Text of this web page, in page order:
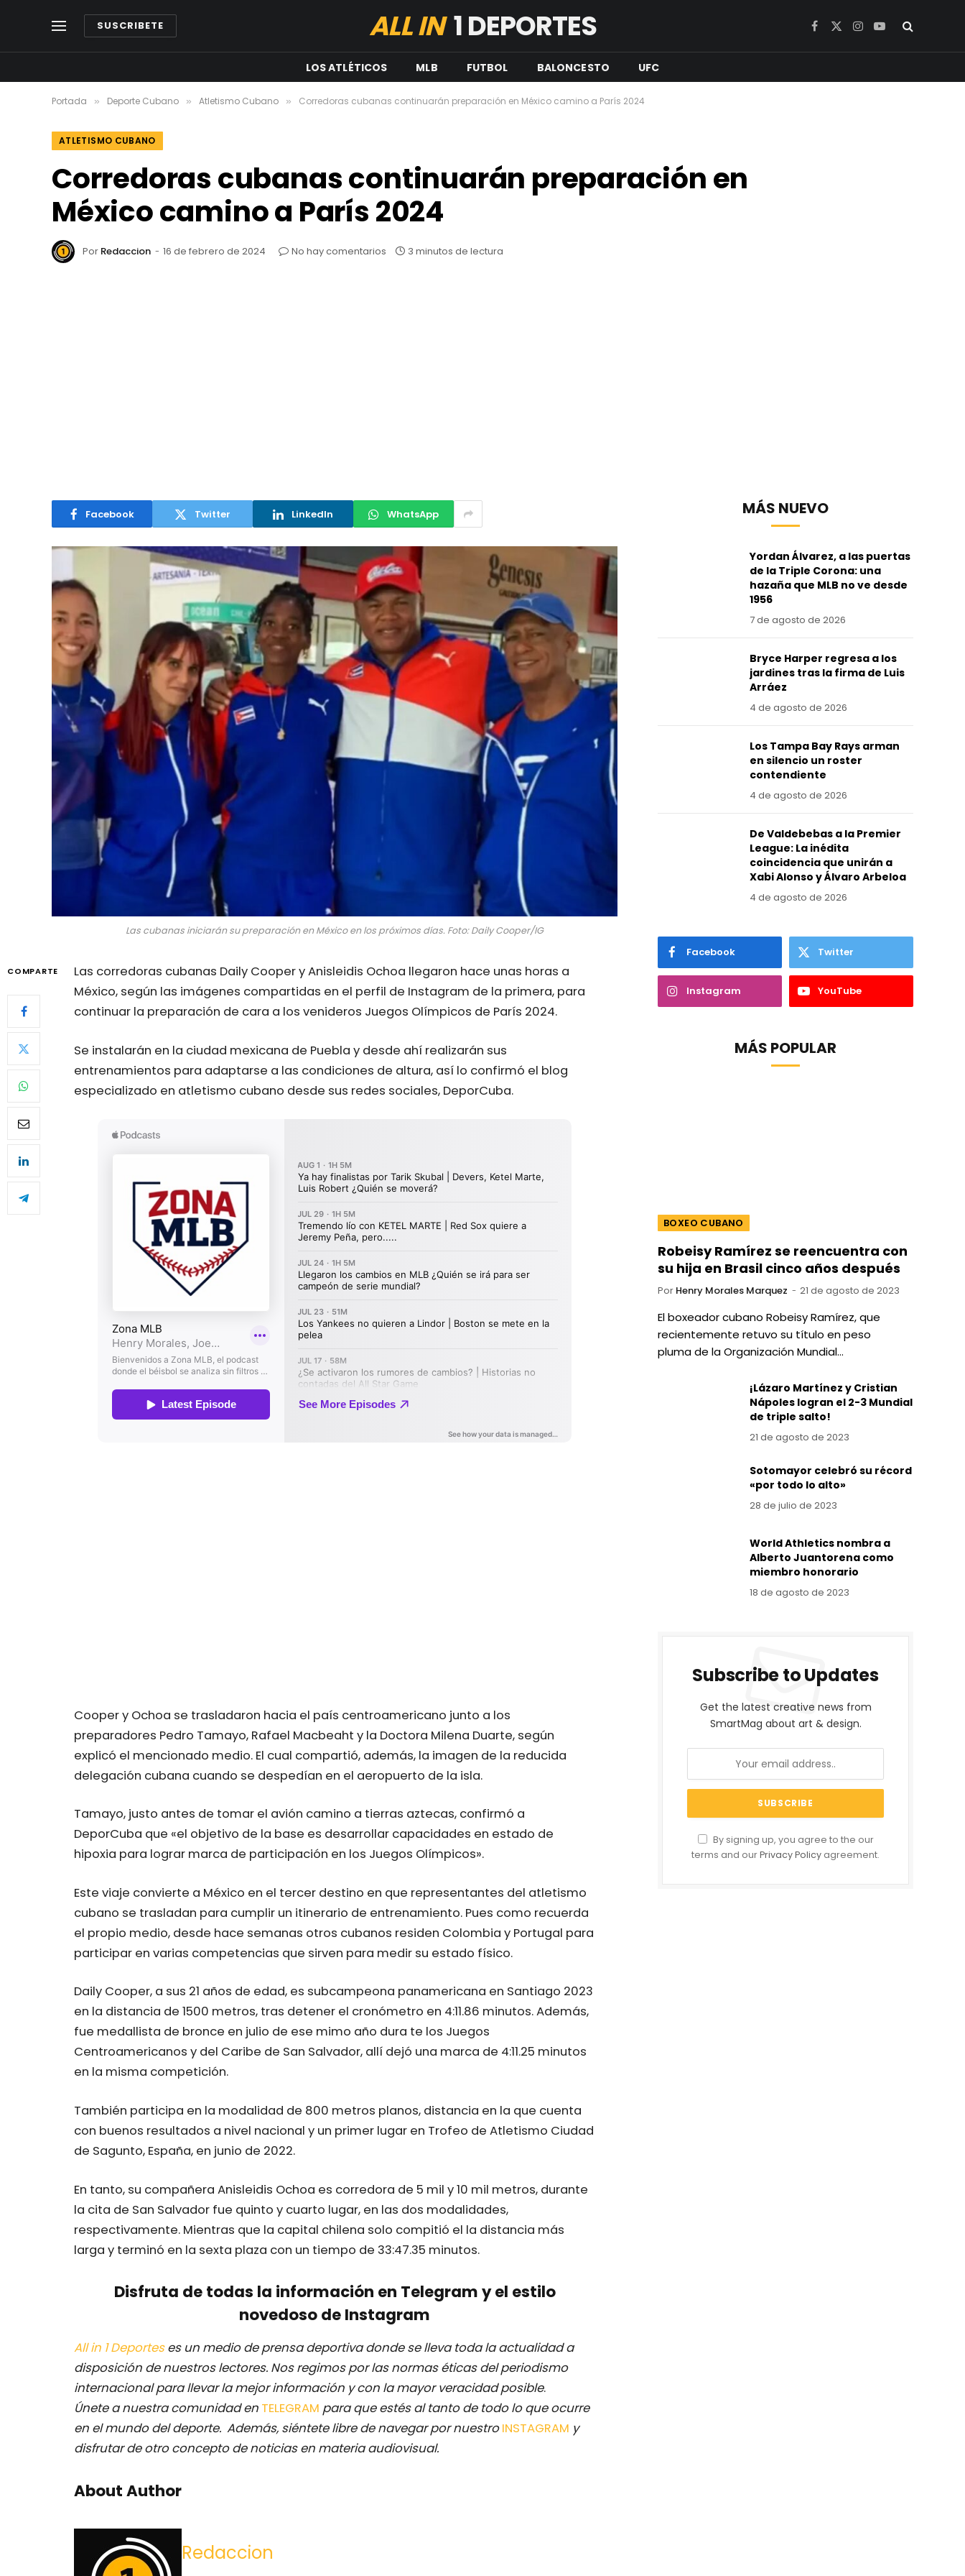
SUSCRIBETE ALL IN1 DEPORTES Facebook
X
Instagram
YouTube
LOS ATLÉTICOS MLB FUTBOL BALONCESTO UFC
Portada » Deporte Cubano » Atletismo Cubano » Corredoras cubanas continuarán preparación en México camino a París 2024
ATLETISMO CUBANO
Corredoras cubanas continuarán preparación en
México camino a París 2024
Por Redaccion 16 de febrero de 2024 No hay comentarios 3 minutos de lectura
Facebook Twitter LinkedIn WhatsApp
Las cubanas iniciarán su preparación en México en los próximos días. Foto: Daily Cooper/IG
COMPARTE
Las corredoras cubanas Daily Cooper y Anisleidis Ochoa llegaron hace unas horas a
México, según las imágenes compartidas en el perfil de Instagram de la primera, para
continuar la preparación de cara a los venideros Juegos Olímpicos de París 2024.
Se instalarán en la ciudad mexicana de Puebla y desde ahí realizarán sus
entrenamientos para adaptarse a las condiciones de altura, así lo confirmó el blog
especializado en atletismo cubano desde sus redes sociales, DeporCuba.
Cooper y Ochoa se trasladaron hacia el país centroamericano junto a los
preparadores Pedro Tamayo, Rafael Macbeaht y la Doctora Milena Duarte, según
explicó el mencionado medio. El cual compartió, además, la imagen de la reducida
delegación cubana cuando se despedían en el aeropuerto de la isla.
Tamayo, justo antes de tomar el avión camino a tierras aztecas, confirmó a
DeporCuba que «el objetivo de la base es desarrollar capacidades en estado de
hipoxia para lograr marca de participación en los Juegos Olímpicos».
Este viaje convierte a México en el tercer destino en que representantes del atletismo
cubano se trasladan para cumplir un itinerario de entrenamiento. Pues como recuerda
el propio medio, desde hace semanas otros cubanos residen Colombia y Portugal para
participar en varias competencias que sirven para medir su estado físico.
Daily Cooper, a sus 21 años de edad, es subcampeona panamericana en Santiago 2023
en la distancia de 1500 metros, tras detener el cronómetro en 4:11.86 minutos. Además,
fue medallista de bronce en julio de ese mimo año dura te los Juegos
Centroamericanos y del Caribe de San Salvador, allí dejó una marca de 4:11.25 minutos
en la misma competición.
También participa en la modalidad de 800 metros planos, distancia en la que cuenta
con buenos resultados a nivel nacional y un primer lugar en Trofeo de Atletismo Ciudad
de Sagunto, España, en junio de 2022.
En tanto, su compañera Anisleidis Ochoa es corredora de 5 mil y 10 mil metros, durante
la cita de San Salvador fue quinto y cuarto lugar, en las dos modalidades,
respectivamente. Mientras que la capital chilena solo compitió el la distancia más
larga y terminó en la sexta plaza con un tiempo de 33:47.35 minutos.
Disfruta de todas la información en Telegram y el estilo
novedoso de Instagram
All in 1 Deporteses un medio de prensa deportiva donde se lleva toda la actualidad a
disposición de nuestros lectores. Nos regimos por las normas éticas del periodismo
internacional para llevar la mejor información y con la mayor veracidad posible.
Únete a nuestra comunidad en TELEGRAM para que estés al tanto de todo lo que ocurre
en el mundo del deporte. Además, siéntete libre de navegar por nuestro INSTAGRAM y
disfrutar de otro concepto de noticias en materia audiovisual.
About Author
Redaccion
MÁS NUEVO
Yordan Álvarez, a las puertas
de la Triple Corona: una
hazaña que MLB no ve desde
1956
7 de agosto de 2026
Bryce Harper regresa a los
jardines tras la firma de Luis
Arráez
4 de agosto de 2026
Los Tampa Bay Rays arman
en silencio un roster
contendiente
4 de agosto de 2026
De Valdebebas a la Premier
League: La inédita
coincidencia que unirán a
Xabi Alonso y Álvaro Arbeloa
4 de agosto de 2026
Facebook Twitter
Instagram YouTube
MÁS POPULAR
BOXEO CUBANO
Robeisy Ramírez se reencuentra con
su hija en Brasil cinco años después
Por Henry Morales Marquez 21 de agosto de 2023
El boxeador cubano Robeisy Ramírez, que
recientemente retuvo su título en peso
pluma de la Organización Mundial…
¡Lázaro Martínez y Cristian
Nápoles logran el 2-3 Mundial
de triple salto!
21 de agosto de 2023
Sotomayor celebró su récord
«por todo lo alto»
28 de julio de 2023
World Athletics nombra a
Alberto Juantorena como
miembro honorario
18 de agosto de 2023
Subscribe to Updates
Get the latest creative news from
SmartMag about art & design.
By signing up, you agree to the our
terms and ourPrivacy Policy agreement.